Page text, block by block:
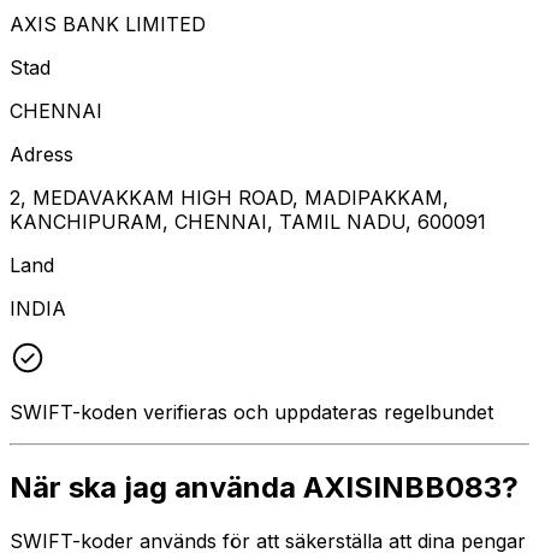
AXIS BANK LIMITED
Stad
CHENNAI
Adress
2, MEDAVAKKAM HIGH ROAD, MADIPAKKAM,
KANCHIPURAM, CHENNAI, TAMIL NADU, 600091
Land
INDIA
SWIFT-koden verifieras och uppdateras regelbundet
När ska jag använda AXISINBB083?
SWIFT-koder används för att säkerställa att dina pengar